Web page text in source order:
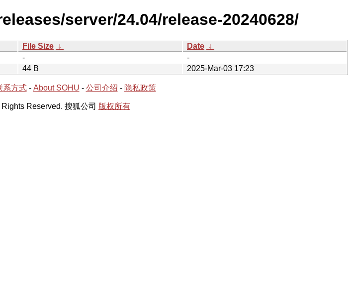
server/24.04/release-20240628/
File Size ↓ Date ↓
-
-
44 B 2025-Mar-03 17:23
系方式- About SOHU - 公司介绍 - 隐私政策
Reserved. 搜狐公司 版权所有